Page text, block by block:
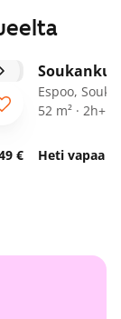
€
Seniorille
Espoo,
52 m² · 2h+kk
Heti vapaa